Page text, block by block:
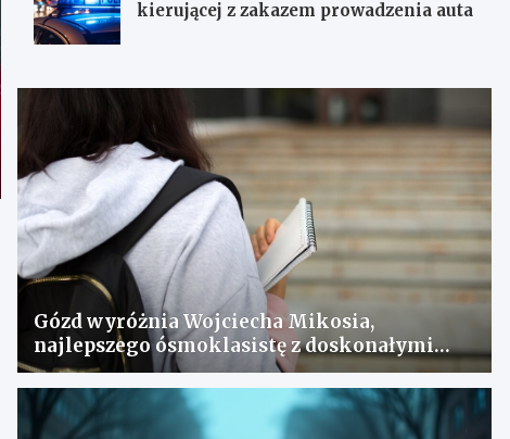
kierującej z zakazem prowadzenia auta
Gózd wyróżnia Wojciecha Mikosia,
najlepszego ósmoklasistę z doskonałymi
wynikami!